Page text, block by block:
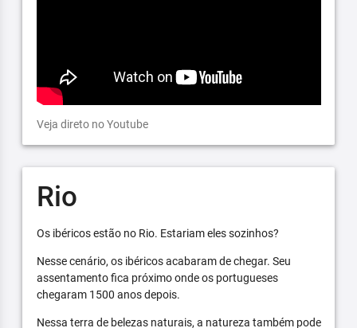
Veja direto no Youtube
Rio
Os ibéricos estão no Rio. Estariam eles sozinhos?
Nesse cenário, os ibéricos acabaram de chegar. Seu
assentamento fica próximo onde os portugueses
chegaram 1500 anos depois.
Nessa terra de belezas naturais, a natureza também pode